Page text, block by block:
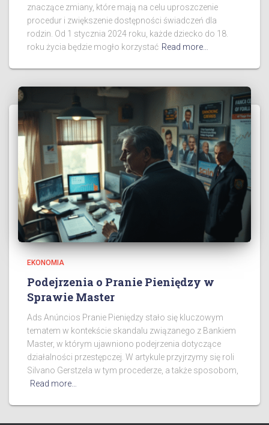
znaczące zmiany, które mają na celu uproszczenie
procedur i zwiększenie dostępności świadczeń dla
rodzin. Od 1 stycznia 2024 roku, każde dziecko do 18.
roku życia będzie mogło korzystać Read more…
EKONOMIA
Podejrzenia o Pranie Pieniędzy w
Sprawie Master
Ads Anúncios Pranie Pieniędzy stało się kluczowym
tematem w kontekście skandalu związanego z Bankiem
Master, w którym ujawniono podejrzenia dotyczące
działalności przestępczej. W artykule przyjrzymy się roli
Silvano Gerstzela w tym procederze, a także sposobom,
Read more…